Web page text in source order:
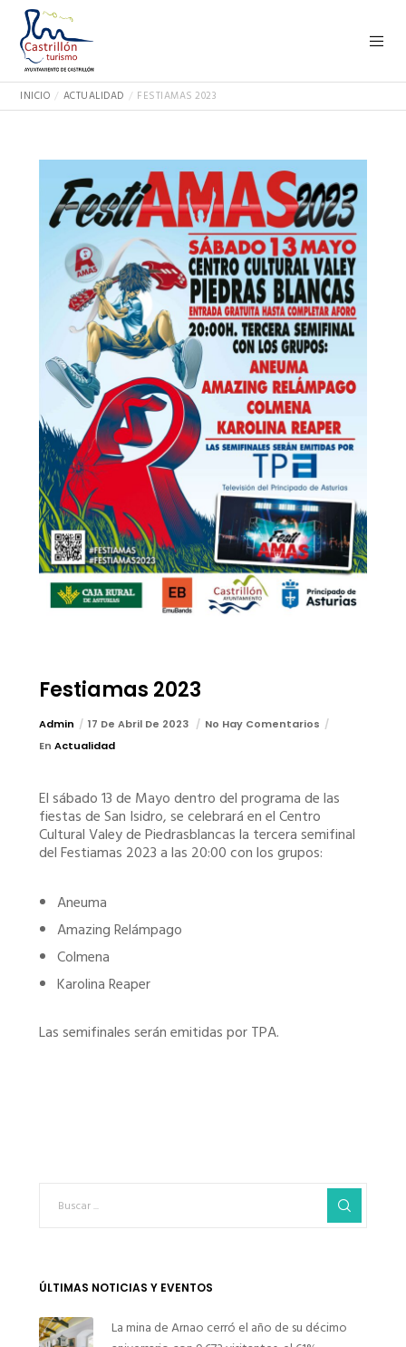
INICIO ACTUALIDAD FESTIAMAS 2023
Festiamas 2023
Admin 17 De Abril De 2023
No Hay Comentarios
En Actualidad
El sábado 13 de Mayo dentro del programa de las
fiestas de San Isidro, se celebrará en el Centro
Cultural Valey de Piedrasblancas la tercera semifinal
del Festiamas 2023 a las 20:00 con los grupos:
Aneuma
Amazing Relámpago
Colmena
Karolina Reaper
Las semifinales serán emitidas por TPA.
ÚLTIMAS NOTICIAS Y EVENTOS
La mina de Arnao cerró el año de su décimo